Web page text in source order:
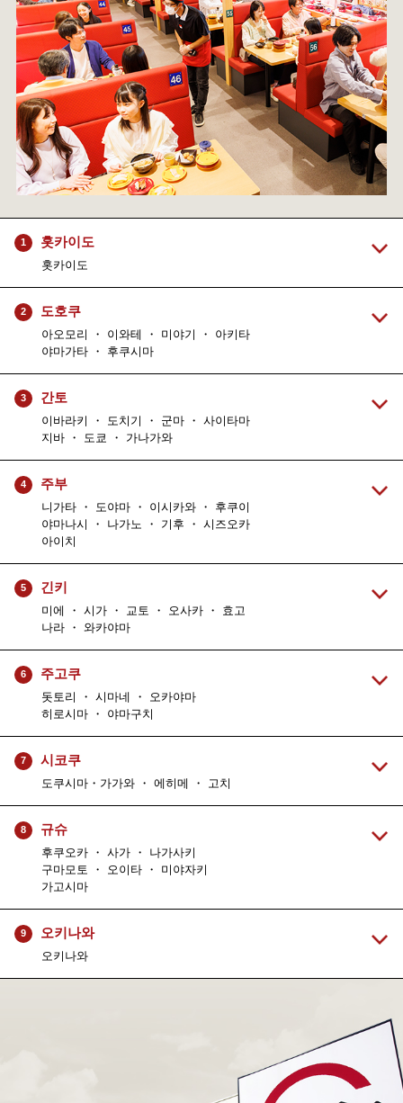
1 홋카이도
홋카이도
2 도호쿠
아오모리 ・ 이와테 ・ 미야기 ・ 아키타
야마가타 ・ 후쿠시마
3 간토
이바라키 ・ 도치기 ・ 군마 ・ 사이타마
지바 ・ 도쿄 ・ 가나가와
4 주부
니가타 ・ 도야마 ・ 이시카와 ・ 후쿠이
야마나시 ・ 나가노 ・ 기후 ・ 시즈오카
아이치
5 긴키
미에 ・ 시가 ・ 교토 ・ 오사카 ・ 효고
나라 ・ 와카야마
6 주고쿠
돗토리 ・ 시마네 ・ 오카야마
히로시마 ・ 야마구치
7 시코쿠
도쿠시마・가가와 ・ 에히메 ・ 고치
8 규슈
후쿠오카 ・ 사가 ・ 나가사키
구마모토 ・ 오이타 ・ 미야자키
가고시마
9 오키나와
오키나와